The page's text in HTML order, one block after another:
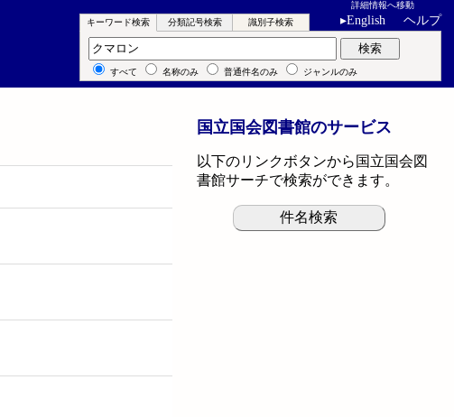
詳細情報へ移動
▸English ヘルプ
キーワード検索 分類記号検索 識別子検索
キーワード検索 検索
すべて 名称のみ 普通件名のみ ジャンルのみ
国立国会図書館のサービス
以下のリンクボタンから国立国会図
書館サーチで検索ができます。
件名検索